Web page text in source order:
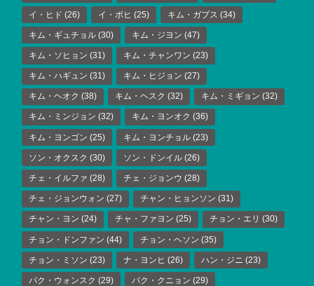
イ・ヒド (26) イ・ボヒ (25) キム・ガプス (34)
キム・ギュチョル (30) キム・ジヨン (47)
キム・ソヒョン (31) キム・チャンワン (23)
キム・ハギュン (31) キム・ヒジョン (27)
キム・ヘオク (38) キム・ヘスク (32) キム・ミギョン (32)
キム・ミンジョン (32) キム・ヨンオク (36)
キム・ヨンゴン (25) キム・ヨンチョル (23)
ソン・オクスク (30) ソン・ドンイル (26)
チェ・イルファ (28) チェ・ジョンウ (28)
チェ・ジョンウォン (27) チャン・ヒョンソン (31)
チャン・ヨン (24) チャ・ファヨン (25) チョン・エリ (30)
チョン・ドンファン (44) チョン・ヘソン (35)
チョン・ミソン (23) ナ・ヨンヒ (26) ハン・ジニ (23)
パク・ウォンスク (29) パク・クニョン (29)